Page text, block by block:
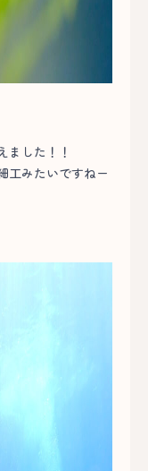
ました！！
工みたいですねー